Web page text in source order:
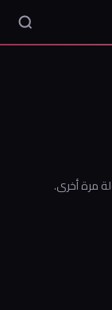
مرة أخرى.